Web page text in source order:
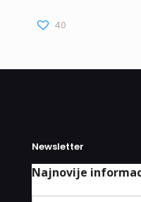
40
Newsletter